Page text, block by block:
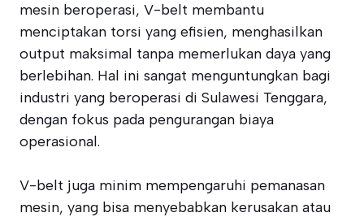
mesin beroperasi, V-belt membantu
menciptakan torsi yang efisien, menghasilkan
output maksimal tanpa memerlukan daya yang
berlebihan. Hal ini sangat menguntungkan bagi
industri yang beroperasi di Sulawesi Tenggara,
dengan fokus pada pengurangan biaya
operasional.
V-belt juga minim mempengaruhi pemanasan
mesin, yang bisa menyebabkan kerusakan atau